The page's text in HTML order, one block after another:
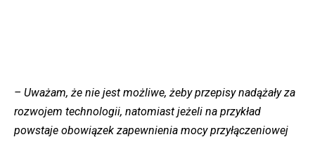
– Uważam, że nie jest możliwe, żeby przepisy nadążały za
rozwojem technologii, natomiast jeżeli na przykład
powstaje obowiązek zapewnienia mocy przyłączeniowej